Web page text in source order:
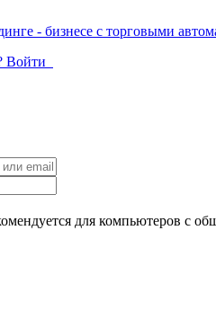
Войти
для компьютеров с